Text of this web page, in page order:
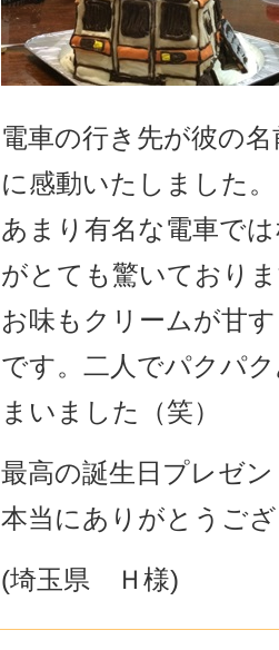
電車の行き先が彼の
に感動いたしました。
あまり有名な電車で
がとても驚いており
お味もクリームが甘
です。二人でパクパ
まいました（笑）
最高の誕生日プレゼ
本当にありがとうご
(埼玉県 Ｈ様)